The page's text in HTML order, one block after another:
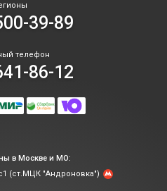
39-89
телефон
86-12
в Москве и МО:
(ст.МЦК "Андроновка")